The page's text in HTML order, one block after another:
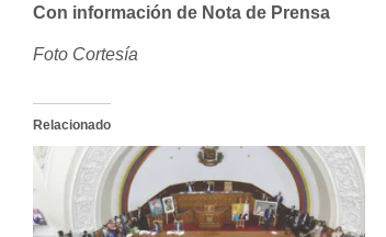
Con información de Nota de Prensa
Foto Cortesía
Relacionado